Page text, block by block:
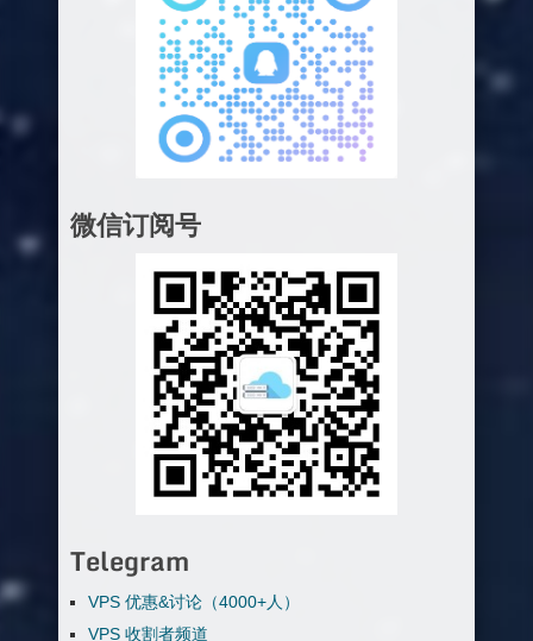
微信订阅号
Telegram
VPS 优惠&讨论（4000+人）
VPS 收割者频道